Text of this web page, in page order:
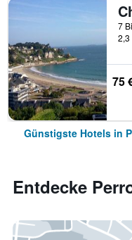
2,3
75
Günstigste Hotels in
Entdecke